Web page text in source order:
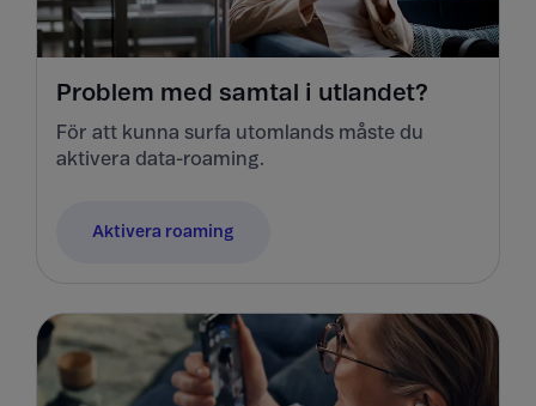
Problem med samtal i utlandet?
För att kunna surfa utomlands måste du
aktivera data-roaming.
Aktivera roaming